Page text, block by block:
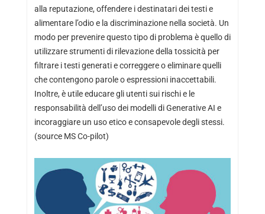
alla reputazione, offendere i destinatari dei testi e
alimentare l’odio e la discriminazione nella società. Un
modo per prevenire questo tipo di problema è quello di
utilizzare strumenti di rilevazione della tossicità per
filtrare i testi generati e correggere o eliminare quelli
che contengono parole o espressioni inaccettabili.
Inoltre, è utile educare gli utenti sui rischi e le
responsabilità dell’uso dei modelli di Generative AI e
incoraggiare un uso etico e consapevole degli stessi.
(source MS Co-pilot)